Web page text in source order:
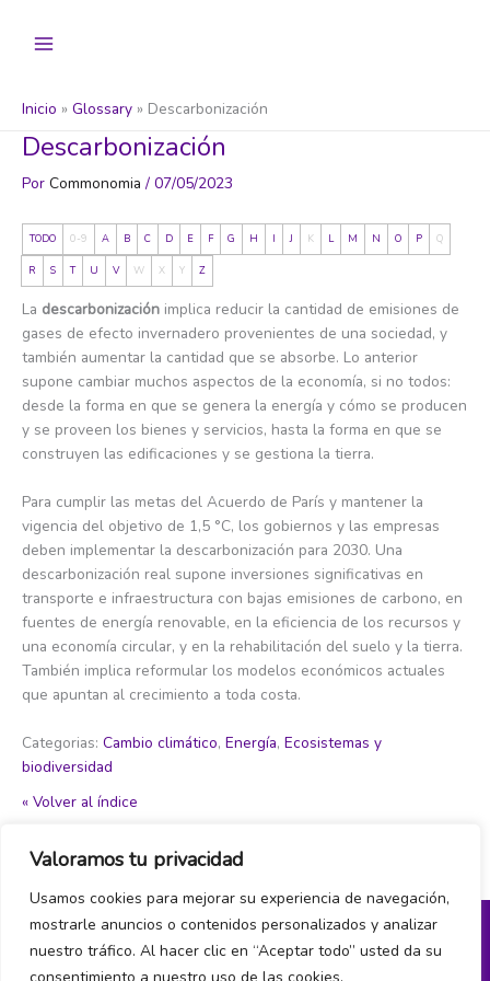
Valoramos tu privacidad
Usamos cookies para mejorar su experiencia de navegación,
mostrarle anuncios o contenidos personalizados y analizar
nuestro tráfico. Al hacer clic en “Aceptar todo” usted da su
Inicio Glossary Descarbonización
Descarbonización
Por Commonomia / 07/05/2023
TODO 0-9 A B C D E F G H J K L M N O P Q
R S T U V W X Y Z
La descarbonización implica reducir la cantidad de emisiones de
gases de efecto invernadero provenientes de una sociedad, y
también aumentar la cantidad que se absorbe. Lo anterior
supone cambiar muchos aspectos de la economía, si no todos:
desde la forma en que se genera la energía y cómo se producen
y se proveen los bienes y servicios, hasta la forma en que se
construyen las edificaciones y se gestiona la tierra.
Para cumplir las metas del Acuerdo de París y mantener la
vigencia del objetivo de 1,5 °C, los gobiernos y las empresas
deben implementar la descarbonización para 2030. Una
descarbonización real supone inversiones significativas en
transporte e infraestructura con bajas emisiones de carbono, en
fuentes de energía renovable, en la eficiencia de los recursos y
una economía circular, y en la rehabilitación del suelo y la tierra.
También implica reformular los modelos económicos actuales
que apuntan al crecimiento a toda costa.
Categorias: Cambio climático, Energía, Ecosistemas y
biodiversidad
« Volver al índice
Política de privacidad y cookies